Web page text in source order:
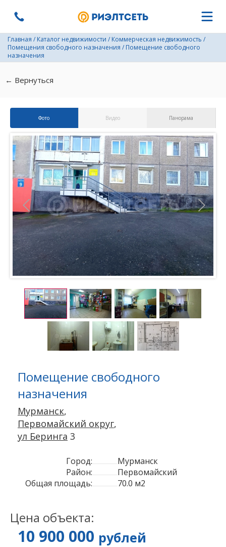
Главная / Каталог недвижимости / Коммерческая недвижимость /
Помещения свободного назначения / Помещение свободного
назначения
← Вернуться
Фото Видео Панорама
Помещение свободного
назначения
Мурманск,
Первомайский округ,
ул Беринга 3
Город:
Мурманск
Район:
Первомайский
Общая площадь:
70.0 м2
Цена объекта:
10 900 000 рублей